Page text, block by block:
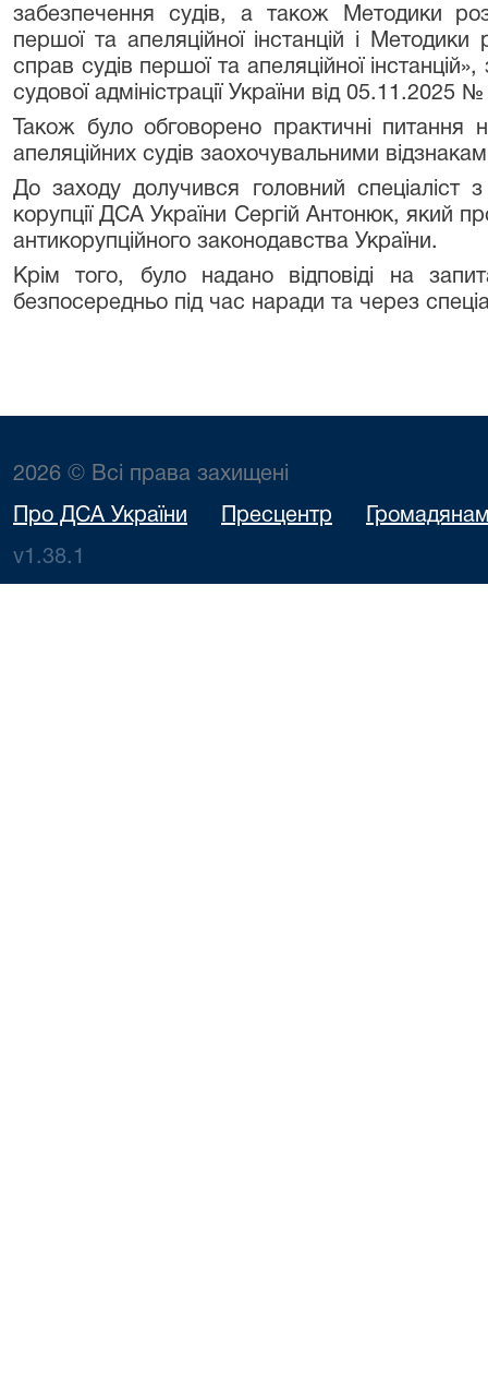
забезпечення судів, а також Методики
першої та апеляційної інстанцій і Методики
справ судів першої та апеляційної
судової адміністрації України від 05.11.2025
Також було обговорено практичні питання
апеляційних судів заохочувальними
До заходу долучився головний спеціаліст
корупції ДСА України Сергій Антонюк, який
антикорупційного законодавства України.
Крім того, було надано відповіді на
безпосередньо під час наради та через
2026 © Всі права захищені
Про ДСА України Пресцентр
v1.38.1